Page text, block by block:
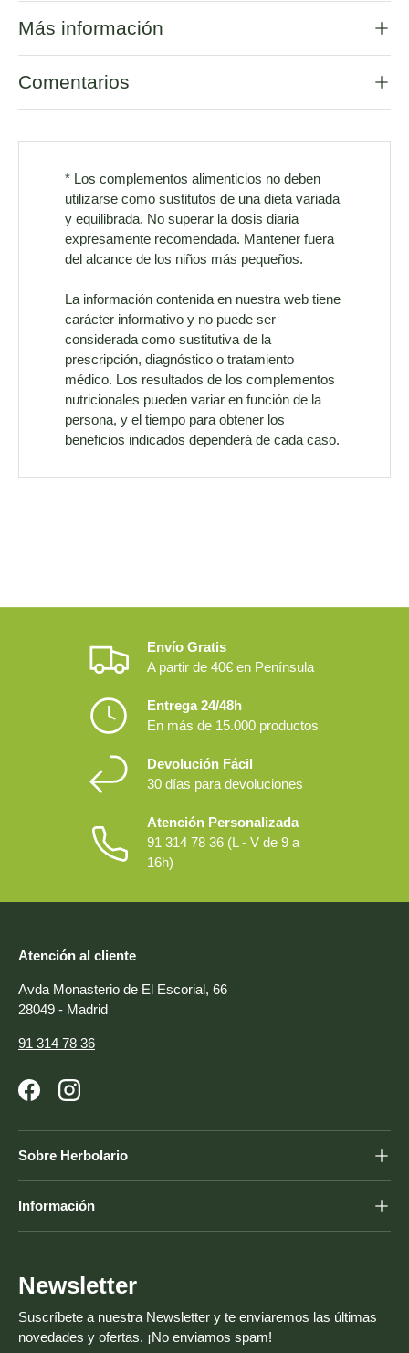
Más información
Comentarios
* Los complementos alimenticios no deben
utilizarse como sustitutos de una dieta variada
y equilibrada. No superar la dosis diaria
expresamente recomendada. Mantener fuera
del alcance de los niños más pequeños.
La información contenida en nuestra web tiene
carácter informativo y no puede ser
considerada como sustitutiva de la
prescripción, diagnóstico o tratamiento
médico. Los resultados de los complementos
nutricionales pueden variar en función de la
persona, y el tiempo para obtener los
beneficios indicados dependerá de cada caso.
Envío Gratis
A partir de 40€ en Península
Entrega 24/48h
En más de 15.000 productos
Devolución Fácil
30 días para devoluciones
Atención Personalizada
91 314 78 36 (L - V de 9 a
16h)
Atención al cliente
Avda Monasterio de El Escorial, 66
28049 - Madrid
91 314 78 36
FacebookInstagram
Sobre Herbolario
Información
Newsletter
Suscríbete a nuestra Newsletter y te enviaremos las últimas
novedades y ofertas. ¡No enviamos spam!